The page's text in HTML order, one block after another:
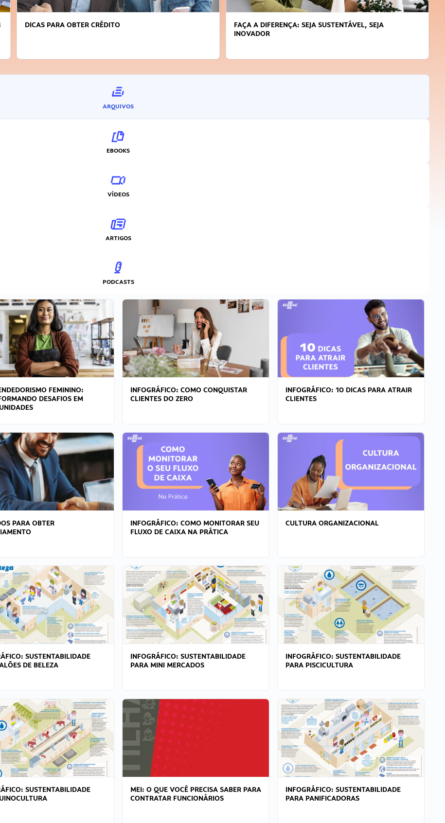
FAÇA A DIFERENÇA: SEJA SUSTENTÁVEL, SEJA
APRENDA A GERENCIAR O SEU TEMPO
ARQUIVOS
EBOOKS
VÍDEOS
ARTIGOS
PODCASTS
FEMININO:
DESAFIOS EM
INFOGRÁFICO: COMO CONQUISTAR
CLIENTES DO ZERO
INFOGRÁFICO: 10 DICAS PARA ATRAIR
CLIENTES
PARA OBTER
INFOGRÁFICO: COMO MONITORAR SEU
FLUXO DE CAIXA NA PRÁTICA
CULTURA ORGANIZACIONAL
SUSTENTABILIDADE
DE BELEZA
INFOGRÁFICO: SUSTENTABILIDADE
PARA MINI MERCADOS
INFOGRÁFICO: SUSTENTABILIDADE
PARA PISCICULTURA
SUSTENTABILIDADE
MEI: O QUE VOCÊ PRECISA SABER PARA
CONTRATAR FUNCIONÁRIOS
INFOGRÁFICO: SUSTENTABILIDADE
PARA PANIFICADORAS